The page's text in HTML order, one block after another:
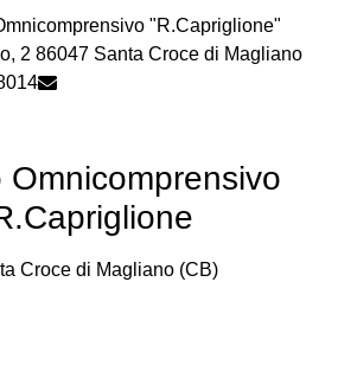
"R.Capriglione"
2 86047 Santa Croce di Magliano
Omnicomprensivo
Croce di Magliano (CB)